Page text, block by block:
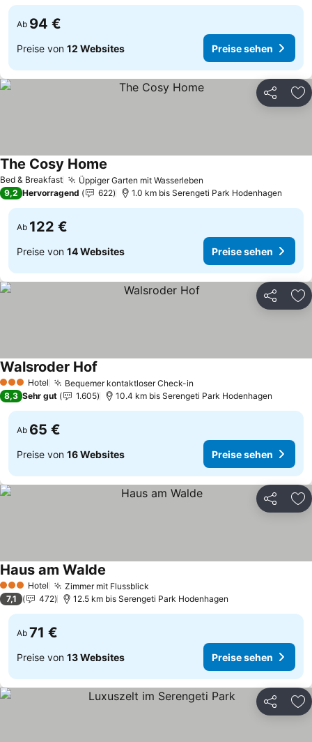
Ab 94 €
Preise von 12 Websites Preise sehen
Teilen
Bed & Breakfast Üppiger Garten mit Wasserleben
The Cosy Home
9,2 Hervorragend 622 1.0 km bis Serengeti Park Hodenhagen
Ab 122 €
Preise von 14 Websites Preise sehen
Teilen
3 SterneHotel Bequemer kontaktloser Check-in
Walsroder Hof
8,3 Sehr gut 1.605 10.4 km bis Serengeti Park Hodenhagen
Ab 65 €
Preise von 16 Websites Preise sehen
Teilen
3 SterneHotel Zimmer mit Flussblick
Haus am Walde
7,1 472 12.5 km bis Serengeti Park Hodenhagen
Ab 71 €
Preise von 13 Websites Preise sehen
Teilen